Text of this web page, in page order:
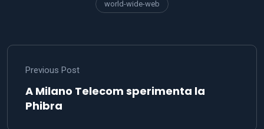
world-wide-web
Previous Post
A Milano Telecom sperimenta la
Phibra